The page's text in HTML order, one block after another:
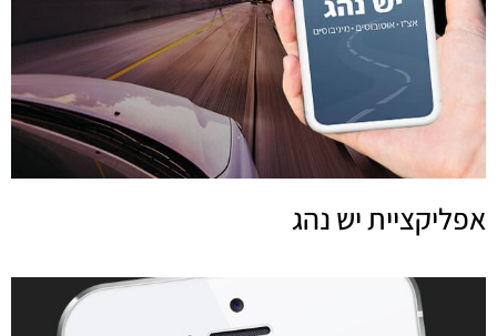
אפליקציית יש נהג